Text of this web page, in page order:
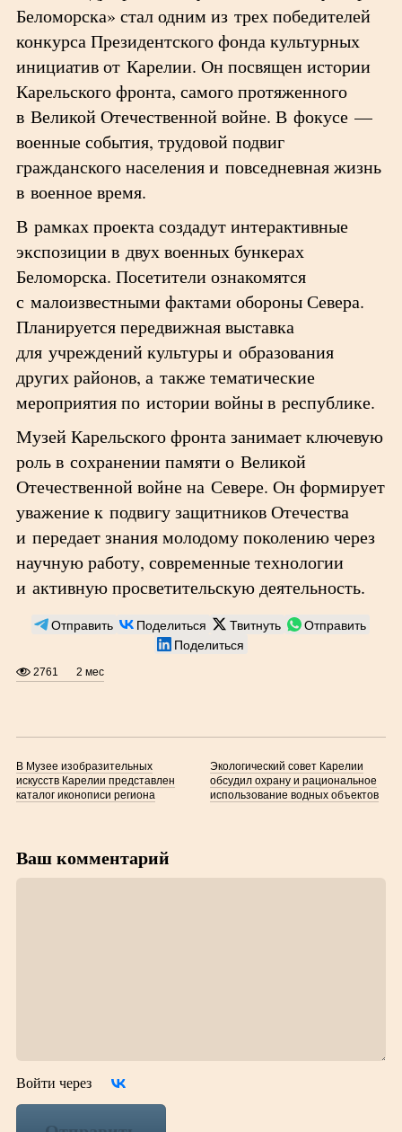
Беломорска» стал одним из трех победителей
конкурса Президентского фонда культурных
инициатив от Карелии. Он посвящен истории
Карельского фронта, самого протяженного
в Великой Отечественной войне. В фокусе —
военные события, трудовой подвиг
гражданского населения и повседневная жизнь
в военное время.
В рамках проекта создадут интерактивные
экспозиции в двух военных бункерах
Беломорска. Посетители ознакомятся
с малоизвестными фактами обороны Севера.
Планируется передвижная выставка
для учреждений культуры и образования
других районов, а также тематические
мероприятия по истории войны в республике.
Музей Карельского фронта занимает ключевую
роль в сохранении памяти о Великой
Отечественной войне на Севере. Он формирует
уважение к подвигу защитников Отечества
и передает знания молодому поколению через
научную работу, современные технологии
и активную просветительскую деятельность.
Отправить Поделиться Твитнуть
Отправить
Поделиться
2761 2 мес
В Музее изобразительных
искусств Карелии представлен
каталог иконописи региона
Экологический совет Карелии
обсудил охрану и рациональное
использование водных объектов
Ваш комментарий
Войти через